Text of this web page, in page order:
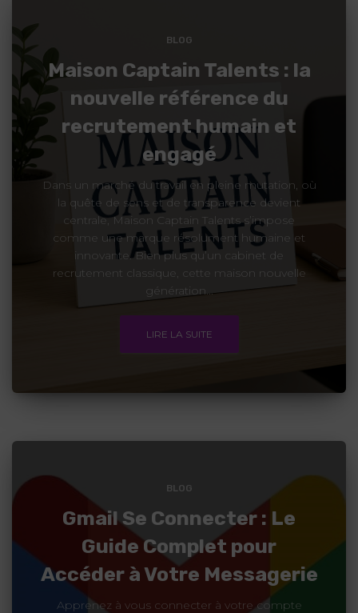
BLOG
Maison Captain Talents : la
nouvelle référence du
recrutement humain et
engagé
Dans un marché du travail en pleine mutation, où
la quête de sens et de transparence devient
centrale, Maison Captain Talents s’impose
comme une marque résolument humaine et
innovante. Bien plus qu’un cabinet de
recrutement classique, cette maison nouvelle
génération...
LIRE LA SUITE
BLOG
Gmail Se Connecter : Le
Guide Complet pour
Accéder à Votre Messagerie
Apprenez à vous connecter à votre compte